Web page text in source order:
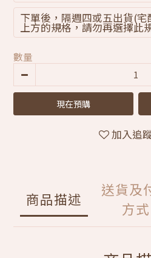
下單後，隔週四或五出貨(
上方的規格，請勿再選擇此
數量
現在預購
加入追
商品描述
送貨及
方式